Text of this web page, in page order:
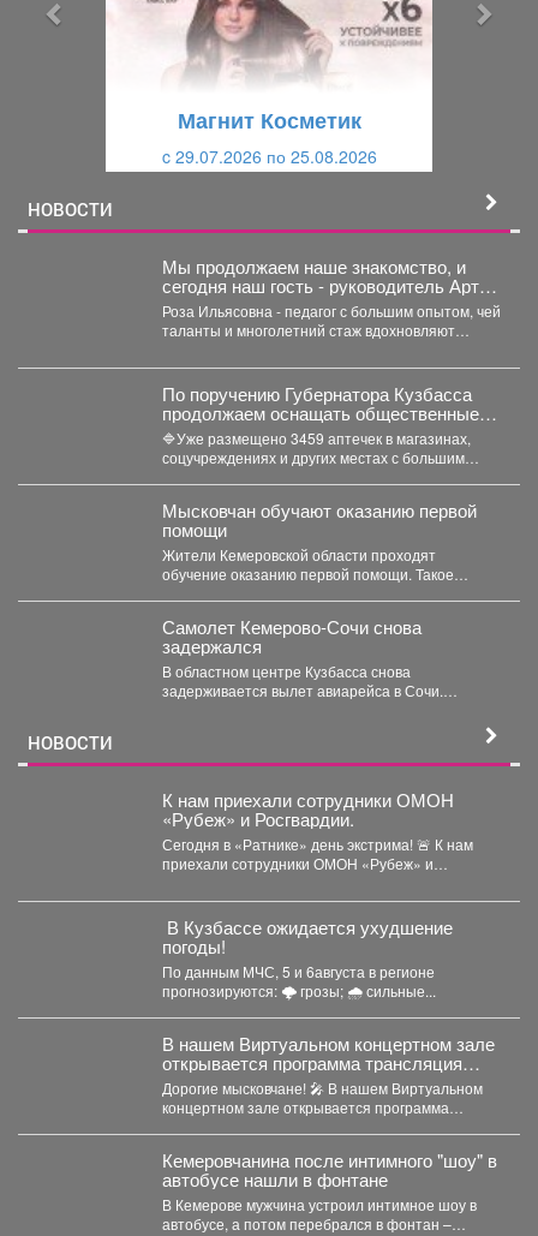
Магнит Косметик
c 29.07.2026 по 25.08.2026
НОВОСТИ
Мы продолжаем наше знакомство, и
сегодня наш гость - руководитель Арт-
студии «Просто интересно» - Некрасова
Роза Ильясовна.
Роза Ильясовна - педагог с большим опытом, чей
таланты и многолетний стаж вдохновляют
По поручению Губернатора Кузбасса
продолжаем оснащать общественные
пространства аптечками первой
помощи.
🔷Уже размещено 3459 аптечек в магазинах,
соцучреждениях и других местах с большим
Мысковчан обучают оказанию первой
помощи
Жители Кемеровской области проходят
обучение оказанию первой помощи. Такое
Самолет Кемерово-Сочи снова
задержался
В областном центре Кузбасса снова
задерживается вылет авиарейса в Сочи.
НОВОСТИ
К нам приехали сотрудники ОМОН
«Рубеж» и Росгвардии.
Сегодня в «Ратнике» день экстрима! 🚨 К нам
приехали сотрудники ОМОН «Рубеж» и
️ В Кузбассе ожидается ухудшение
погоды!
По данным МЧС, 5 и 6августа в регионе
прогнозируются: 🌩 грозы; 🌧 сильные...
В нашем Виртуальном концертном зале
открывается программа трансляция
концерта-караоке «Споём любимое и
родное»!
Дорогие мысковчане! 🎤 В нашем Виртуальном
концертном зале открывается программа
Кемеровчанина после интимного "шоу" в
автобусе нашли в фонтане
В Кемерове мужчина устроил интимное шоу в
автобусе, а потом перебрался в фонтан –